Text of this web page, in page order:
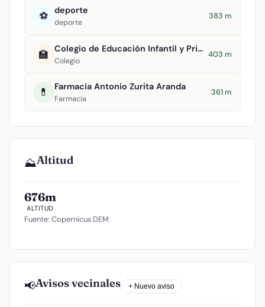
⚽ deporte
deporte
383 m
🏫 Colegio de Educación Infantil y Primaria Divino Maestro
Colegio
403 m
💊 Farmacia Antonio Zurita Aranda
Farmacia
361 m
⛰️Altitud
676m
ALTITUD
Fuente: Copernicus DEM
📢Avisos vecinales + Nuevo aviso